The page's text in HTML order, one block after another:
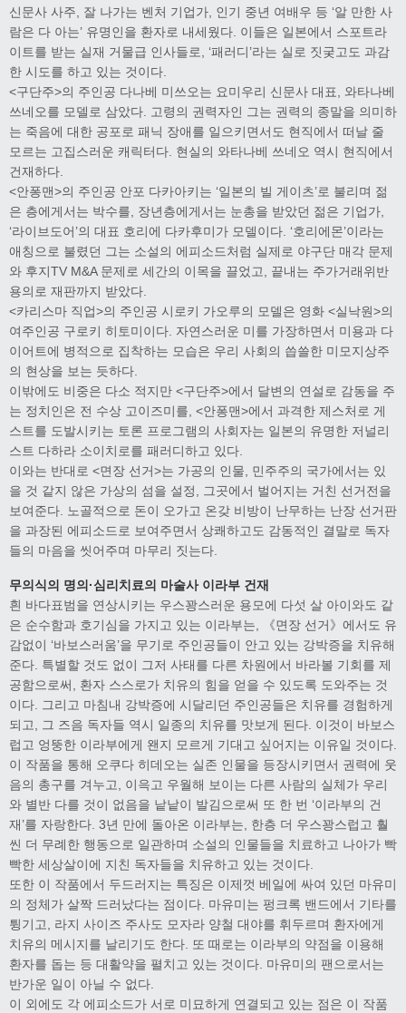
신문사 사주, 잘 나가는 벤처 기업가, 인기 중년 여배우 등 ‘알 만한 사
람은 다 아는’ 유명인을 환자로 내세웠다. 이들은 일본에서 스포트라
이트를 받는 실재 거물급 인사들로, ‘패러디’라는 실로 짓궂고도 과감
한 시도를 하고 있는 것이다.
<구단주>의 주인공 다나베 미쓰오는 요미우리 신문사 대표, 와타나베
쓰네오를 모델로 삼았다. 고령의 권력자인 그는 권력의 종말을 의미하
는 죽음에 대한 공포로 패닉 장애를 일으키면서도 현직에서 떠날 줄
모르는 고집스러운 캐릭터다. 현실의 와타나베 쓰네오 역시 현직에서
건재하다.
<안퐁맨>의 주인공 안포 다카아키는 ‘일본의 빌 게이츠’로 불리며 젊
은 층에게서는 박수를, 장년층에게서는 눈총을 받았던 젊은 기업가,
‘라이브도어’의 대표 호리에 다카후미가 모델이다. ‘호리에몬’이라는
애칭으로 불렸던 그는 소설의 에피소드처럼 실제로 야구단 매각 문제
와 후지TV M&A 문제로 세간의 이목을 끌었고, 끝내는 주가거래위반
용의로 재판까지 받았다.
<카리스마 직업>의 주인공 시로키 가오루의 모델은 영화 <실낙원>의
여주인공 구로키 히토미이다. 자연스러운 미를 가장하면서 미용과 다
이어트에 병적으로 집착하는 모습은 우리 사회의 씁쓸한 미모지상주
의 현상을 보는 듯하다.
이밖에도 비중은 다소 적지만 <구단주>에서 달변의 연설로 감동을 주
는 정치인은 전 수상 고이즈미를, <안퐁맨>에서 과격한 제스처로 게
스트를 도발시키는 토론 프로그램의 사회자는 일본의 유명한 저널리
스트 다하라 소이치로를 패러디하고 있다.
이와는 반대로 <면장 선거>는 가공의 인물, 민주주의 국가에서는 있
을 것 같지 않은 가상의 섬을 설정, 그곳에서 벌어지는 거친 선거전을
보여준다. 노골적으로 돈이 오가고 온갖 비방이 난무하는 난장 선거판
을 과장된 에피소드로 보여주면서 상쾌하고도 감동적인 결말로 독자
들의 마음을 씻어주며 마무리 짓는다.
무의식의 명의·심리치료의 마술사 이라부 건재
흰 바다표범을 연상시키는 우스꽝스러운 용모에 다섯 살 아이와도 같
은 순수함과 호기심을 가지고 있는 이라부는, 《면장 선거》에서도 유
감없이 ‘바보스러움’을 무기로 주인공들이 안고 있는 강박증을 치유해
준다. 특별할 것도 없이 그저 사태를 다른 차원에서 바라볼 기회를 제
공함으로써, 환자 스스로가 치유의 힘을 얻을 수 있도록 도와주는 것
이다. 그리고 마침내 강박증에 시달리던 주인공들은 치유를 경험하게
되고, 그 즈음 독자들 역시 일종의 치유를 맛보게 된다. 이것이 바보스
럽고 엉뚱한 이라부에게 왠지 모르게 기대고 싶어지는 이유일 것이다.
이 작품을 통해 오쿠다 히데오는 실존 인물을 등장시키면서 권력에 웃
음의 총구를 겨누고, 이윽고 우월해 보이는 다른 사람의 실체가 우리
와 별반 다를 것이 없음을 낱낱이 발김으로써 또 한 번 ‘이라부의 건
재’를 자랑한다. 3년 만에 돌아온 이라부는, 한층 더 우스꽝스럽고 훨
씬 더 무례한 행동으로 일관하며 소설의 인물들을 치료하고 나아가 빡
빡한 세상살이에 지친 독자들을 치유하고 있는 것이다.
또한 이 작품에서 두드러지는 특징은 이제껏 베일에 싸여 있던 마유미
의 정체가 살짝 드러났다는 점이다. 마유미는 펑크록 밴드에서 기타를
튕기고, 라지 사이즈 주사도 모자라 양철 대야를 휘두르며 환자에게
치유의 메시지를 날리기도 한다. 또 때로는 이라부의 약점을 이용해
환자를 돕는 등 대활약을 펼치고 있는 것이다. 마유미의 팬으로서는
반가운 일이 아닐 수 없다.
이 외에도 각 에피소드가 서로 미묘하게 연결되고 있는 점은 이 작품